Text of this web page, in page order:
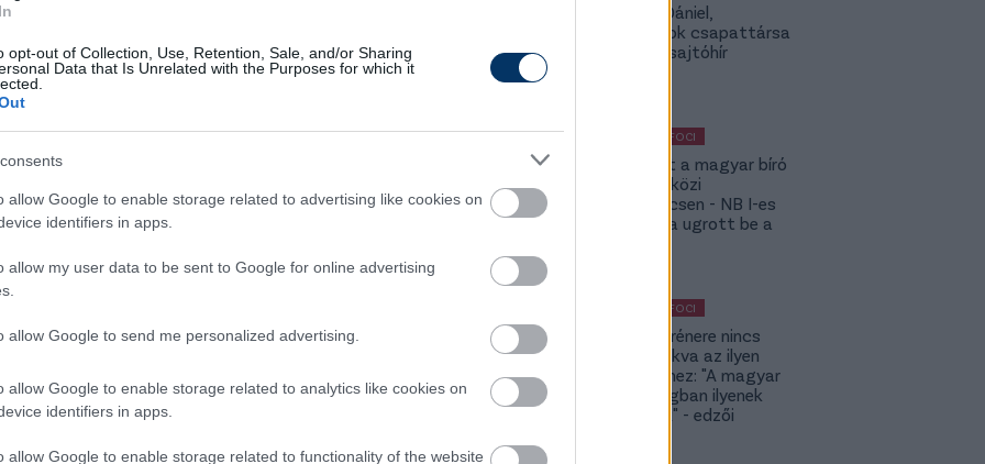
opt-out of Collection, Use, Retention, Sale, and/or Sharing
Data that Is Unrelated with the Purposes for which it
allow Google to enable storage related to advertising like cookies on
identifiers in apps.
allow my user data to be sent to Google for online advertising
allow Google to send me personalized advertising.
allow Google to enable storage related to analytics like cookies on
identifiers in apps.
allow Google to enable storage related to functionality of the website
Szappanos, aki szerint Bognár György
csapatokat és játékosokat, ráadásul
könnyű beilleszkedni. Az plusz, hogy
beszélünk. A paksi futball történelmébe ez
büszkének kell lenni.Szappanos a Magyar
bár másodosztályú csapattal, a
I-es játékosok alkotják a riválist.
cserekapusként elsődleges feladata
ébernek és készen kell lennie. Hozzátette,
és reményei szerint benne lesz az
Gazdag Dániel,
világbajnok csapattársa
is lehet - sajtóhír
KÜLFÖLDI FOCI
Megsérült a magyar bíró
a nemzetközi
kupameccsen - NB I-es
honfitársa ugrott be a
KÜLFÖLDI FOCI
A DVSC trénere nincs
hozzászokva az ilyen
meccsekhez: "A magyar
bajnokságban ilyenek
nincsenek" - edzői